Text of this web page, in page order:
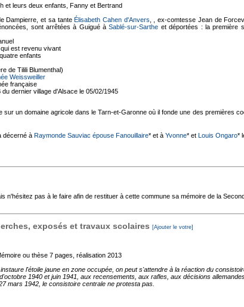
et leurs deux enfants, Fanny et Bertrand
Dampierre, et sa tanteÉlisabeth Cahen d'Anvers , , ex-comtesse Jean de
sont arrêtées à Guigué àSablé-sur-Sarthe et déportées : la première
qui est revenu vivant
enfants
de Tilili Blumenthal)
Weissweiller
française
dernier village d'Alsace le 05/02/1945
sur un domaine agricole dans le Tarn-et-Garonne où il fonde une des premières
décerné à Raymonde Sauviac épouse Fanouillaire* et à Yvonne* et Louis Ongaro*
n'hésitez pas à le faire afin de restituer à cette commune sa mémoire de la
exposés et travaux scolaires [Ajouter le votre]
ou thèse 7 pages, réalisation 2013
l'étoile jaune en zone occupée, on peut s'attendre à la réaction du
1940 et juin 1941, aux recensements, aux rafles, aux décisions
mars 1942, le consistoire centrale ne protesta pas.